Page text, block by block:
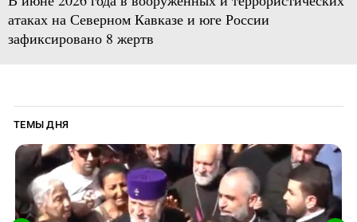
атаках на Северном Кавказе и юге России
зафиксировано 8 жертв
ТЕМЫ ДНЯ